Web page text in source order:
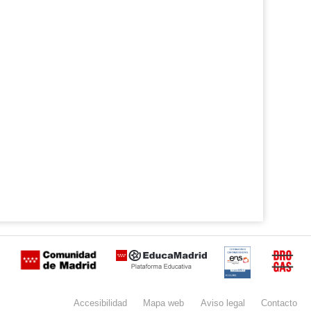
Certificación Buzón
Accesibilidad Mapa web Avisolegal Contacto